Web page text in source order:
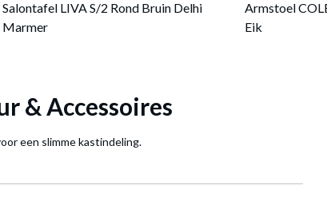
Salontafel LIVA S/2 Rond Bruin Delhi
Marmer
Armstoel
Eik
& Accessoires
een slimme kastindeling.